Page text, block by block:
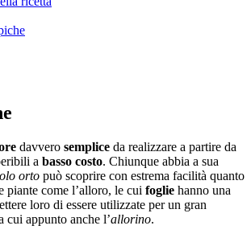
davvero semplice da realizzare a partire da
a basso costo. Chiunque abbia a sua
orto può scoprire con estrema facilità quanto
piante come l’alloro, le cui foglie hanno una
loro di essere utilizzate per un gran
cui appunto anche l’allorino.